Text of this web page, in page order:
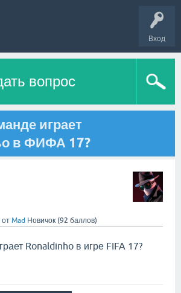
Вход
вопрос
играет
в ФИФА 17?
от Mad Новичок (92 баллов)
Ronaldinho в игре FIFA 17?